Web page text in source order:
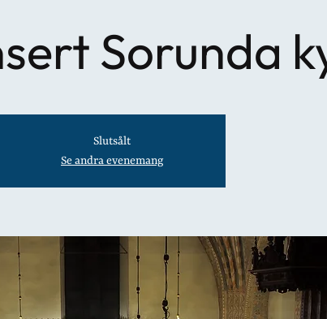
Sorunda
Slutsålt
Se andra evenemang